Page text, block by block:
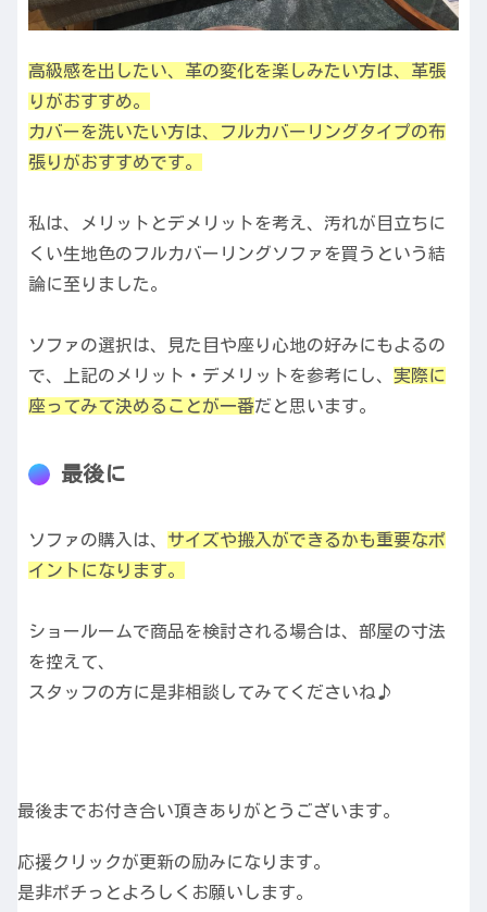
高級感を出したい、革の変化を楽しみたい方は、革張
りがおすすめ。
カバーを洗いたい方は、フルカバーリングタイプの布
張りがおすすめです。
私は、メリットとデメリットを考え、汚れが目立ちに
くい生地色のフルカバーリングソファを買うという結
論に至りました。
ソファの選択は、見た目や座り心地の好みにもよるの
で、上記のメリット・デメリットを参考にし、 実際に
座ってみて決めることが一番だと思います。
最後に
ソファの購入は、 サイズや搬入ができるかも重要なポ
イントになります。
ショールームで商品を検討される場合は、部屋の寸法
を控えて、
スタッフの方に是非相談してみてくださいね♪
最後までお付き合い頂きありがとうございます。
応援クリックが更新の励みになります。
是非ポチっとよろしくお願いします。